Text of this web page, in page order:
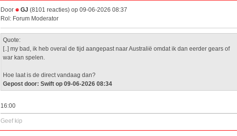
Door GJ (8101 reacties) op 09-06-2026 08:37
Rol: Forum Moderator
Quote:
[..] my bad, ik heb overal de tijd aangepast naar Australië omdat ik dan eerder gears of
war kan spelen.
Hoe laat is de direct vandaag dan?
Gepost door: Swift op 09-06-2026 08:34
16:00
Geef kip